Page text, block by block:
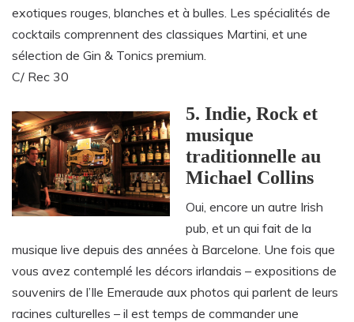
exotiques rouges, blanches et à bulles. Les spécialités de
cocktails comprennent des classiques Martini, et une
sélection de Gin & Tonics premium.
C/ Rec 30
5. Indie, Rock et
musique
traditionnelle au
Michael Collins
Oui, encore un autre Irish
pub, et un qui fait de la
musique live depuis des années à Barcelone. Une fois que
vous avez contemplé les décors irlandais – expositions de
souvenirs de l’Ile Emeraude aux photos qui parlent de leurs
racines culturelles – il est temps de commander une